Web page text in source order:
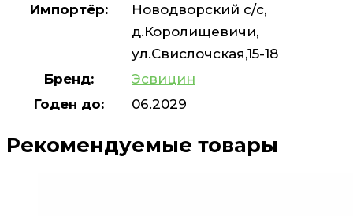
Импортёр:
Новодворский с/с,
д.Королищевичи,
ул.Свислочская,15-18
Бренд:
Эсвицин
Годен до:
06.2029
Рекомендуемые товары